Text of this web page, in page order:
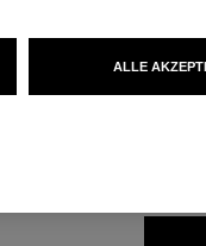
ALLE